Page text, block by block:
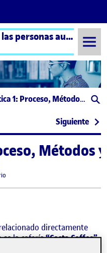
Diseño centrado en las personas aula 2
Proceso, Métodos y Espacio Personal
entradas
Métodos y EspacioSiguiente:
Métodos
pm
directamente
la cafería“Costa Coffee”.